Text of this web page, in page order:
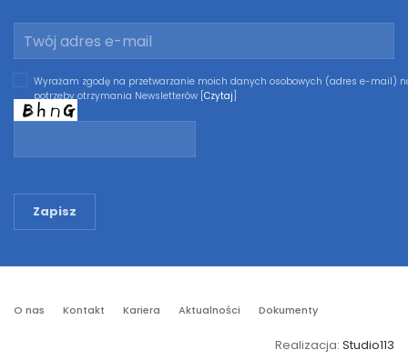
Wyrażam zgodę na przetwarzanie moich danych osobowych (adres e-mail)
potrzeby otrzymania Newsletterów [ Czytaj
Zapisz
O nas Kontakt Kariera Aktualności Dokumenty
Realizacja: Studio113